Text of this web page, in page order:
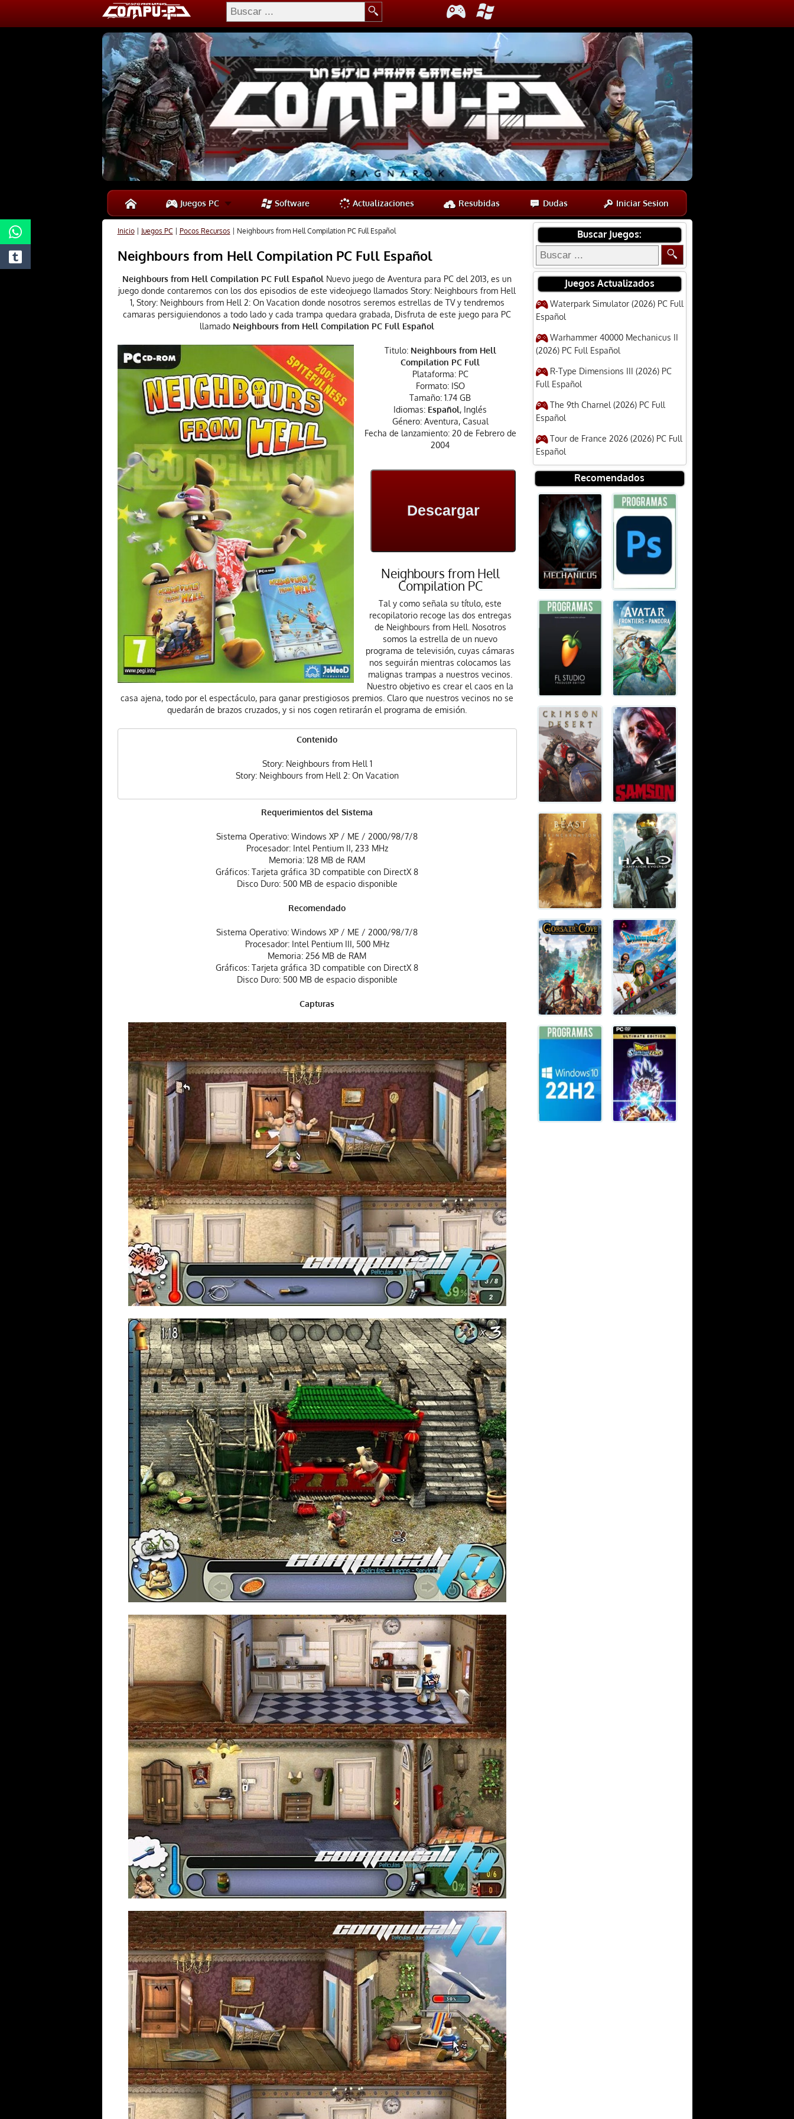
Juegos PC Software Actualizaciones Resubidas Dudas Iniciar Sesion
Inicio| Juegos PC | Pocos Recursos | Neighbours from Hell Compilation PC Full Español
Neighbours from Hell Compilation PC Full Español
Neighbours from Hell Compilation PC Full Español Nuevo juego de Aventura para PC del 2013, es un
juego donde contaremos con los dos episodios de este videojuego llamados Story: Neighbours from Hell
1, Story: Neighbours from Hell 2: On Vacation donde nosotros seremos estrellas de TV y tendremos
camaras persiguiendonos a todo lado y cada trampa quedara grabada, Disfruta de este juego para PC
llamado Neighbours from Hell Compilation PC Full Español
Titulo: Neighbours from Hell
Compilation PC Full
Plataforma: PC
Formato: ISO
Tamaño: 1.74 GB
Idiomas: Español, Inglés
Género: Aventura, Casual
Fecha de lanzamiento: 20 de Febrero de
2004
Descargar
Neighbours from Hell
Compilation PC
Tal y como señala su título, este
recopilatorio recoge las dos entregas
de Neighbours from Hell. Nosotros
somos la estrella de un nuevo
programa de televisión, cuyas cámaras
nos seguirán mientras colocamos las
malignas trampas a nuestros vecinos.
Nuestro objetivo es crear el caos en la
casa ajena, todo por el espectáculo, para ganar prestigiosos premios. Claro que nuestros vecinos no se
quedarán de brazos cruzados, y si nos cogen retirarán el programa de emisión.
Contenido
Story: Neighbours from Hell 1
Story: Neighbours from Hell 2: On Vacation
Requerimientos del Sistema
Sistema Operativo: Windows XP / ME / 2000/98/7/8
Procesador: Intel Pentium II, 233 MHz
Memoria: 128 MB de RAM
Gráficos: Tarjeta gráfica 3D compatible con DirectX 8
Disco Duro: 500 MB de espacio disponible
Recomendado
Sistema Operativo: Windows XP / ME / 2000/98/7/8
Procesador: Intel Pentium III, 500 MHz
Memoria: 256 MB de RAM
Gráficos: Tarjeta gráfica 3D compatible con DirectX 8
Disco Duro: 500 MB de espacio disponible
Capturas
Buscar Juegos:
Juegos Actualizados
Waterpark Simulator (2026) PC Full
Español
Warhammer 40000 Mechanicus II
(2026) PC Full Español
R-Type Dimensions III (2026) PC
Full Español
The 9th Charnel (2026) PC Full
Español
Tour de France 2026 (2026) PC Full
Español
Recomendados